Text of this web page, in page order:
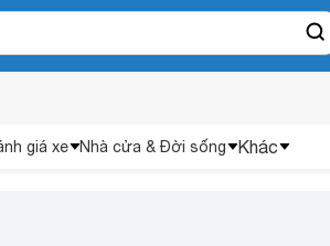
giá xe Nhà cửa & Đời sống Khác